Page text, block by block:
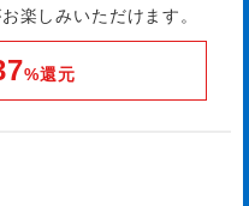
楽しみいただけます。
%還元